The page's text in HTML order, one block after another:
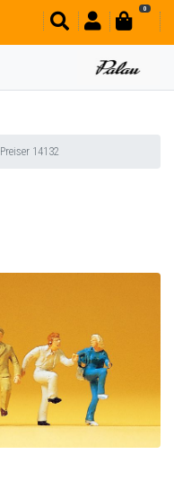
0
Preiser 14132